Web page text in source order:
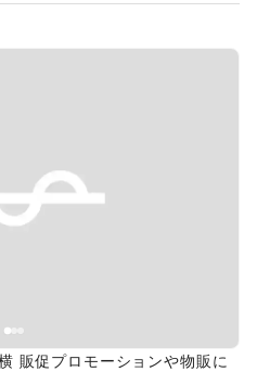
販促プロモーションや物販に